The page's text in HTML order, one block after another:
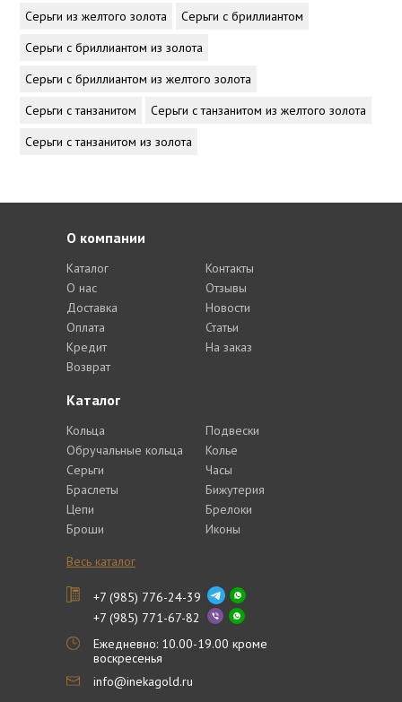
Серьги из желтого золота
Серьги с бриллиантом
Серьги с бриллиантом из золота
Серьги с бриллиантом из желтого золота
Серьги с танзанитом
Серьги с танзанитом из желтого золота
Серьги с танзанитом из золота
Каталог
Кольца
Обручальные кольца
Серьги
Браслеты
Цепи
Броши
Подвески
Колье
Часы
Бижутерия
Брелоки
Иконы
Весь каталог
О компании
Каталог
О нас
Доставка
Оплата
Кредит
Возврат
Контакты
Отзывы
Новости
Статьи
На заказ
+7 (985) 776-24-39
+7 (985) 771-67-82
Ежедневно: 10.00-19.00 кроме
воскресенья
info@inekagold.ru